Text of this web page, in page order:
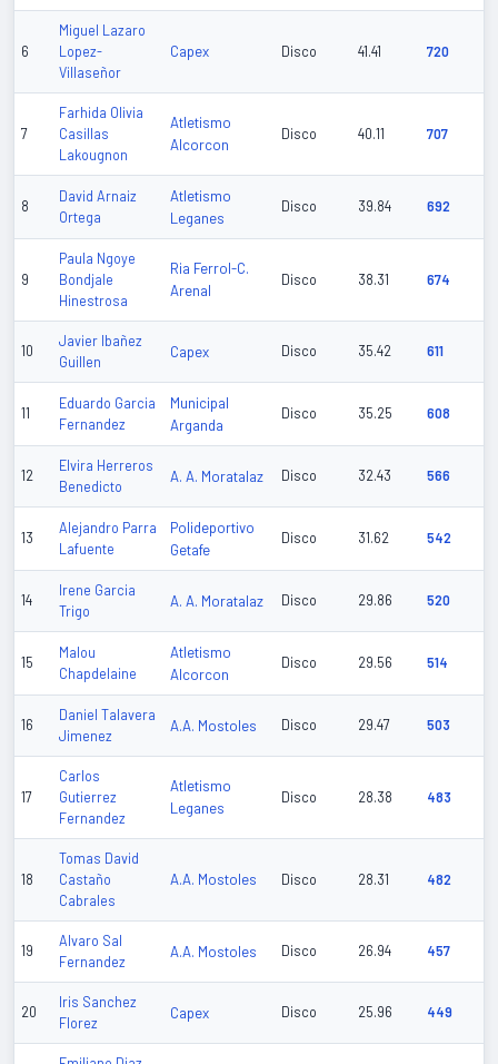
6
Miguel Lazaro
Lopez-
Villaseñor
Capex Disco 41.41 720
7
Farhida Olivia
Casillas
Lakougnon
Atletismo
Alcorcon
Disco 40.11 707
8
David Arnaiz
Ortega
Atletismo
Leganes
Disco 39.84 692
9
Paula Ngoye
Bondjale
Hinestrosa
Ria Ferrol-C.
Arenal
Disco 38.31 674
10
Javier Ibañez
Guillen
Capex Disco 35.42 611
11
Eduardo Garcia
Fernandez
Municipal
Arganda
Disco 35.25 608
12
Elvira Herreros
Benedicto
A. A. Moratalaz Disco 32.43 566
13
Alejandro Parra
Lafuente
Polideportivo
Getafe
Disco 31.62 542
14
Irene Garcia
Trigo
A. A. Moratalaz Disco 29.86 520
15
Malou
Chapdelaine
Atletismo
Alcorcon
Disco 29.56 514
16
Daniel Talavera
Jimenez
A.A. Mostoles Disco 29.47 503
17
Carlos
Gutierrez
Fernandez
Atletismo
Leganes
Disco 28.38 483
18
Tomas David
Castaño
Cabrales
A.A. Mostoles Disco 28.31 482
19
Alvaro Sal
Fernandez
A.A. Mostoles Disco 26.94 457
20
Iris Sanchez
Florez
Capex Disco 25.96 449